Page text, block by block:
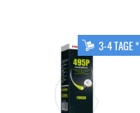
3-4 TAGE *